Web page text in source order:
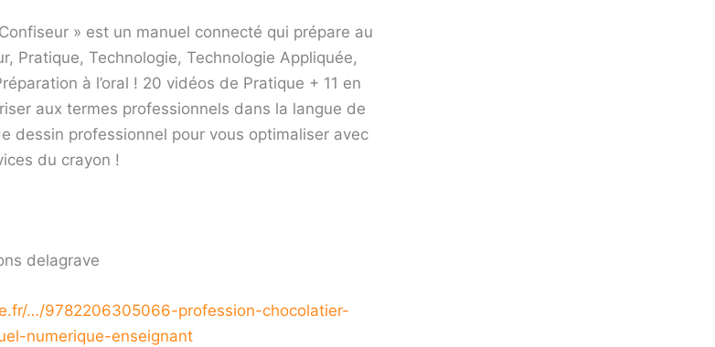
» est un manuel connecté qui prépare au
Pratique, Technologie, Technologie Appliquée,
à l’oral ! 20 vidéos de Pratique + 11 en
aux termes professionnels dans la langue de
dessin professionnel pour vous optimaliser avec
du crayon !
delagrave
…/9782206305066-profession-chocolatier-
numerique-enseignant